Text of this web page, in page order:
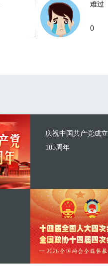
难过
0
庆祝中国共产党成立
105周年